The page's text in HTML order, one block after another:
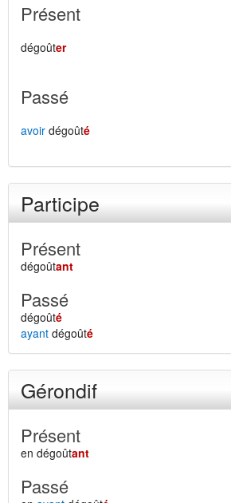
Présent
dégoûter
Passé
avoir dégoûté
Participe
Présent
dégoûtant
Passé
dégoûté
ayant dégoûté
Gérondif
Présent
en dégoûtant
Passé